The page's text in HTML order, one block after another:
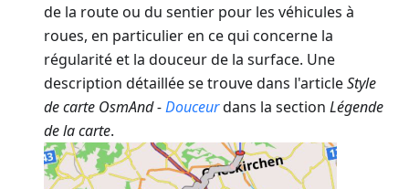
de la route ou du sentier pour les véhicules à
roues, en particulier en ce qui concerne la
régularité et la douceur de la surface. Une
description détaillée se trouve dans l'articleStyle
de carte OsmAnd -Douceurdans la section Légende
de la carte.